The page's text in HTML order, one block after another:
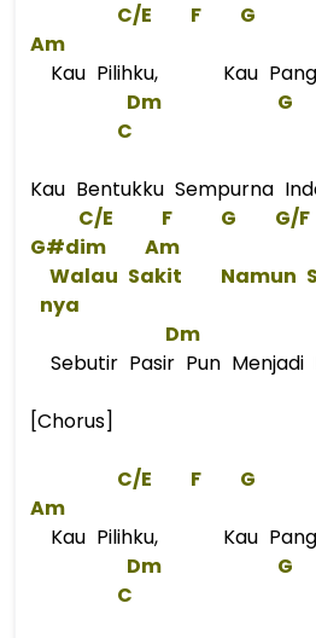
C/E F G
Am
Kau Pilihku, Kau
Dm
G
C
Kau Bentukku Sempurna
C/E
F G G/F
G#dim Am
Walau Sakit    Namun
nya
Dm
Sebutir Pasir Pun Menjadi
[Chorus]
C/E F G
Am
Kau Pilihku, Kau
Dm
G
C